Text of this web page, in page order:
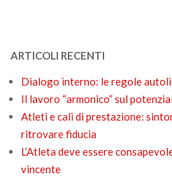
ARTICOLI RECENTI
Dialogo interno: le regole
Il lavoro “armonico” sul
Atleti e cali di prestazione:
ritrovare fiducia
L’Atleta deve essere
vincente